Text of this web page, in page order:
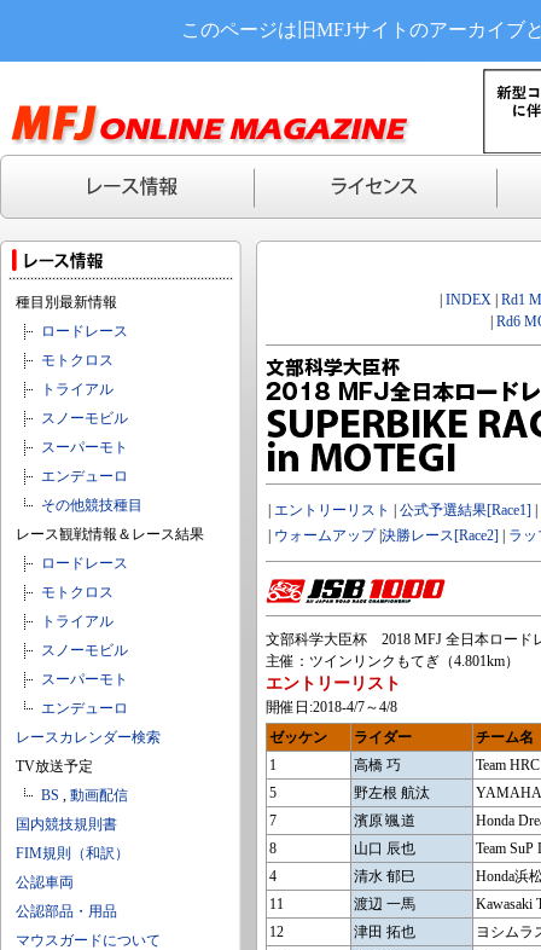
このページは旧MFJサイトのアーカイブ
種目別最新情報
ロードレース
モトクロス
トライアル
スノーモビル
スーパーモト
エンデューロ
その他競技種目
レース観戦情報＆レース結果
ロードレース
モトクロス
トライアル
スノーモビル
スーパーモト
エンデューロ
レースカレンダー検索
TV放送予定
BS , 動画配信
国内競技規則書
FIM規則（和訳）
公認車両
公認部品・用品
マウスガードについて
INDEX| Rd1
Rd6
エントリーリスト 公式予選結果[Race1]
ウォームアップ| 決勝レース[Race2] ラ
文部科学大臣杯 2018 MFJ 全日本ロード
主催：ツインリンクもてぎ（4.801km）
エントリーリスト
開催日:2018-4/7～4/8
ゼッケン
ライダー
チーム名
1
高橋 巧
Team
5
野左根 航汰
YAMAHA
7
濱原 颯道
Honda
8
山口 辰也
Team
4
清水 郁巳
Honda浜
11
渡辺 一馬
Kawasaki
12
津田 拓也
ヨシムラ